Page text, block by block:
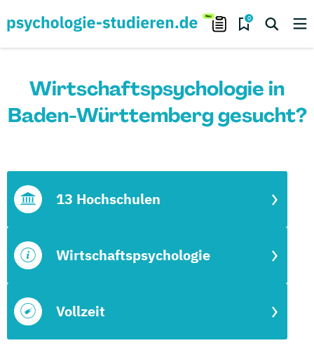
0
Wirtschaftspsychologie in
Baden-Württemberg gesucht?
Vollzeit
Wirtschaftspsychologie
13 Hochschulen